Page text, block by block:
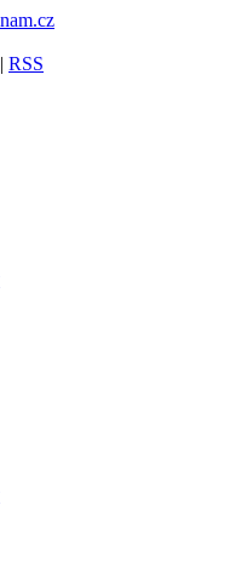
| RSS